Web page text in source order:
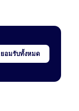
ยอมรับทั้งหมด